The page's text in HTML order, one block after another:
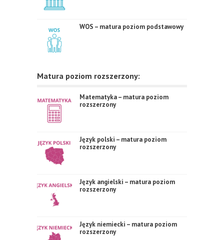
WOS – matura poziom podstawowy
Matura poziom rozszerzony:
Matematyka – matura poziom
rozszerzony
Język polski – matura poziom
rozszerzony
Język angielski – matura poziom
rozszerzony
Język niemiecki – matura poziom
rozszerzony